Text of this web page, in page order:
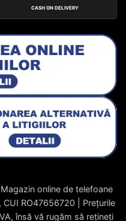
CASH ON DELIVERY
Magazin online de telefoane
RO47656720 | Prețurile
însă vă rugăm să rețineți